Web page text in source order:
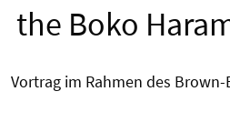
the Boko
Vortrag im Rahmen des Brown-